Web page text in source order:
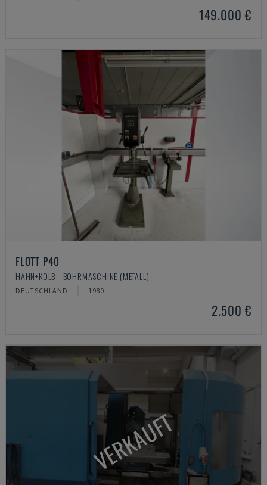
149.000 €
FLOTT P40
HAHN+KOLB - BOHRMASCHINE (METALL)
DEUTSCHLAND 1980
2.500 €
VERKAUFT